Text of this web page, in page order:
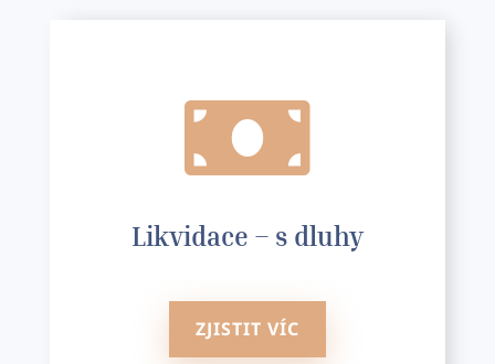

Likvidace – s dluhy
ZJISTIT VÍC